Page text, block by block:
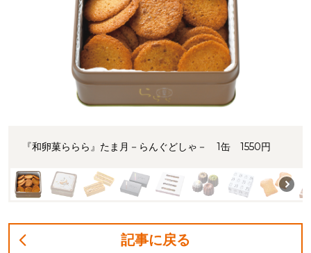
『和卵菓ららら』たま月－らんぐどしゃ－ 1缶 1550円
記事に戻る